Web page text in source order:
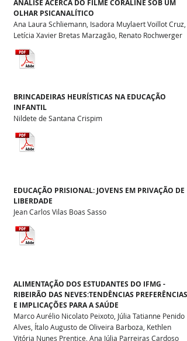
Ana Laura Schliemann, Isadora Muylaert Voillot Cruz,
Letícia Xavier Bretas Marzagão, Renato Rochwerger
ANÁLISE ACERCA DO FILME CORALINE SOB UM
OLHAR PSICANALÍTICO
Nildete de Santana Crispim
BRINCADEIRAS HEURÍSTICAS NA EDUCAÇÃO
INFANTIL
Jean Carlos Vilas Boas Sasso
EDUCAÇÃO PRISIONAL: JOVENS EM PRIVAÇÃO DE
LIBERDADE
Marco Aurélio Nicolato Peixoto, Júlia Tatianne Penido
Alves, Ítalo Augusto de Oliveira Barboza, Kethlen
Vitória Nunes Prentice, Ana Júlia Parreiras Cardoso
ALIMENTAÇÃO DOS ESTUDANTES DO IFMG -
RIBEIRÃO DAS NEVES:TENDÊNCIAS PREFERÊNCIAS
E IMPLICAÇÕES PARA A SAÚDE